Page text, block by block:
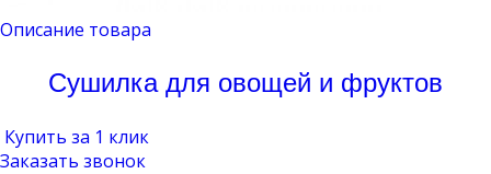
Описание товара
Сушилка для овощей и фруктов
Купить за 1 клик
Заказать звонок